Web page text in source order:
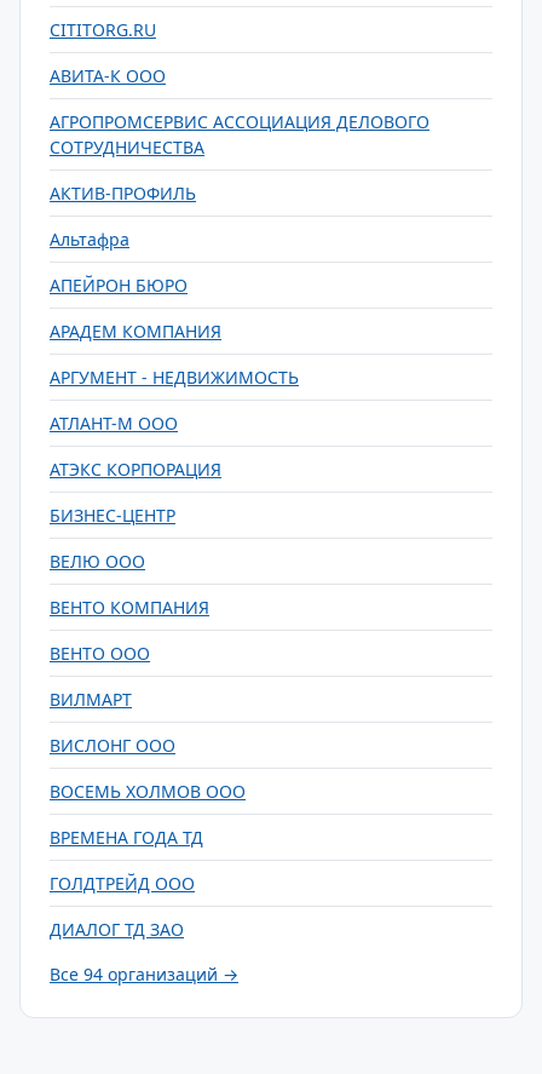
CITITORG.RU
АВИТА-К ООО
АГРОПРОМСЕРВИС АССОЦИАЦИЯ ДЕЛОВОГО
СОТРУДНИЧЕСТВА
АКТИВ-ПРОФИЛЬ
Альтафра
АПЕЙРОН БЮРО
АРАДЕМ КОМПАНИЯ
АРГУМЕНТ - НЕДВИЖИМОСТЬ
АТЛАНТ-М ООО
АТЭКС КОРПОРАЦИЯ
БИЗНЕС-ЦЕНТР
ВЕЛЮ ООО
ВЕНТО КОМПАНИЯ
ВЕНТО ООО
ВИЛМАРТ
ВИСЛОНГ ООО
ВОСЕМЬ ХОЛМОВ ООО
ВРЕМЕНА ГОДА ТД
ГОЛДТРЕЙД ООО
ДИАЛОГ ТД ЗАО
Все 94 организаций →